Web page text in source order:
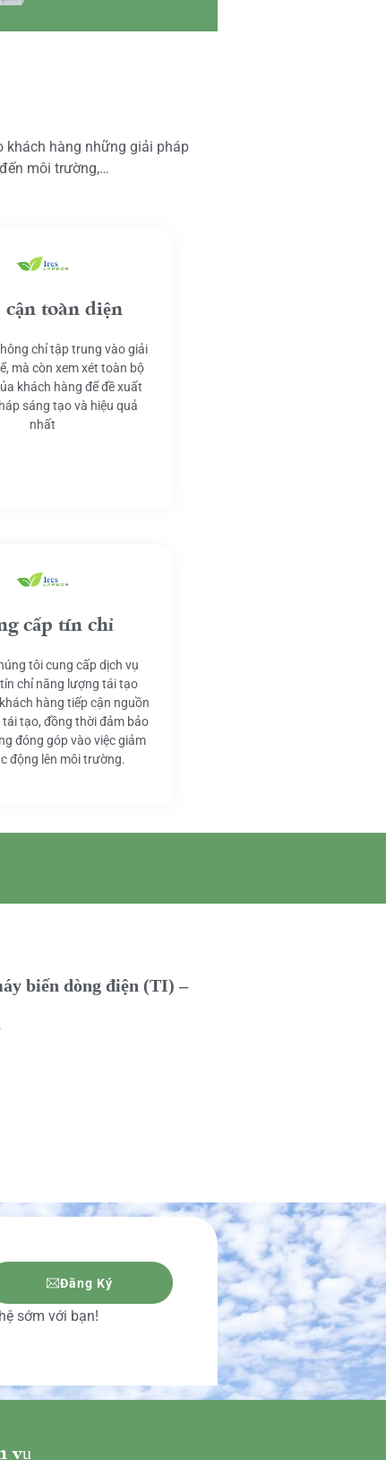
khách hàng những giải pháp
môi trường,…
cận toàn diện
chỉ tập trung vào giải
mà còn xem xét toàn bộ
khách hàng để đề xuất
sáng tạo và hiệu quả
nhất
cấp tín chỉ
tôi cung cấp dịch vụ
chỉ năng lượng tái tạo
hàng tiếp cận nguồn
tạo, đồng thời đảm bảo
đóng góp vào việc giảm
động lên môi trường.
biến dòng điện (TI) –
Đăng Ký
sớm với bạn!
vụ